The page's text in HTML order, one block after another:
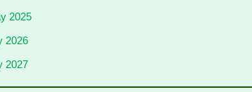
2025
2026
2027